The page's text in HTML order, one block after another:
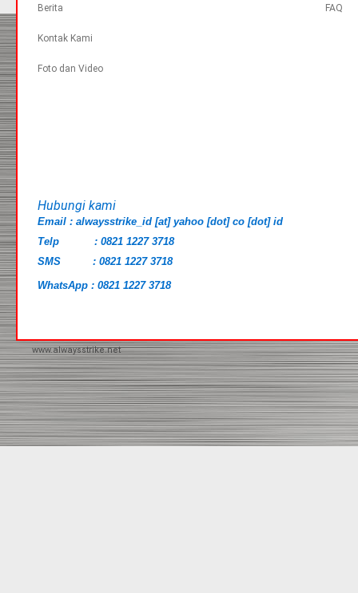
Berita
Kontak Kami
Foto dan Video
FAQ
Hubungi kami
Email : alwaysstrike_id [at] yahoo [dot] co [dot] id
Telp : 0821 1227 3718
SMS : 0821 1227 3718
WhatsApp : 0821 1227 3718
www.alwaysstrike.net